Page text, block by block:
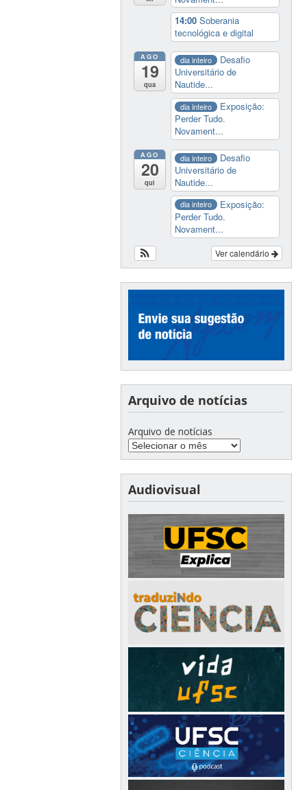
14:00Soberania
tecnológica e digital
AGO
19
qua
dia inteiro
Desafio
Universitário de
Nautide...
dia inteiro
Exposição:
Perder Tudo.
Novament...
AGO
20
qui
dia inteiro
Desafio
Universitário de
Nautide...
dia inteiro
Exposição:
Perder Tudo.
Novament...
Ver calendário
Arquivo de notícias
Arquivo de notícias
Audiovisual